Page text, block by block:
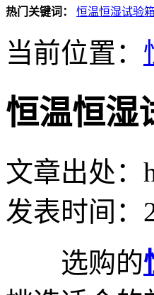
热门关键词： 恒温恒湿试验
当前位置：
恒温恒湿
文章出处：
发表时间：
选购的